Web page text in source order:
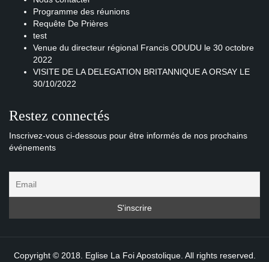
Programme des réunions
Requête De Prières
test
Venue du directeur régional Francis ODUDU le 30 octobre
2022
VISITE DE LA DELEGATION BRITANNIQUE A ORSAY LE
30/10/2022
Restez connectés
Inscrivez-vous ci-dessous pour être informés de nos prochains
événements
Copyright © 2018. Eglise La Foi Apostolique. All rights reserved.